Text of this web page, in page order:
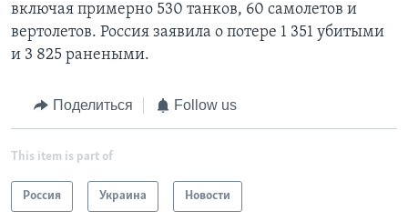
включая примерно 530 танков, 60 самолетов и
вертолетов. Россия заявила о потере 1 351 убитыми
и 3 825 ранеными.
Поделиться Follow us
This item is part of
Россия Украина Новости